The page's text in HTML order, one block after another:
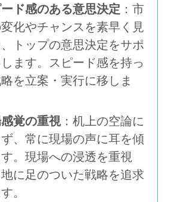
ド感のある意思決定 ：市
化やチャンスを素早く見
トップの意思決定をサポ
ます。スピード感を持っ
を立案・実行に移しま
覚の重視：机上の空論に
、常に現場の声に耳を傾
。現場への浸透を重視
に足のついた戦略を追求
。